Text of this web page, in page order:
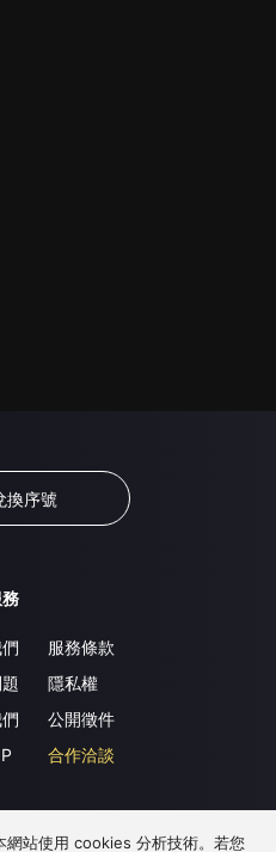
換序號
服務條款
隱私權
公開徵件
合作洽談
網站使用 cookies 分析技術。若您